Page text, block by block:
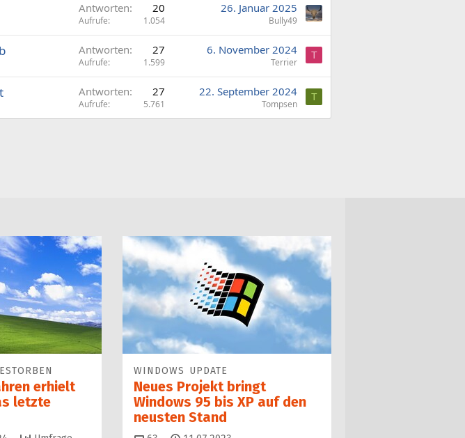
Antworten 20
Aufrufe 1.054
26. Januar 2025
Bully49
Antworten 27
Aufrufe 1.599
6. November 2024
Terrier
T
Antworten 27
Aufrufe 5.761
22. September 2024
Tompsen
T
erhielt
letzte
WINDOWS UPDATE
Neues Projekt bringt
Windows 95 bis XP auf den
neusten Stand